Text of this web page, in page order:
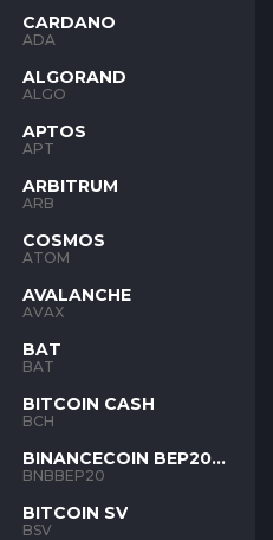
CARDANO
ADA
ALGORAND
ALGO
APTOS
APT
ARBITRUM
ARB
COSMOS
ATOM
AVALANCHE
AVAX
BAT
BAT
BITCOIN CASH
BCH
BINANCECOIN BEP20
BNB
BNBBEP20
BITCOIN SV
BSV